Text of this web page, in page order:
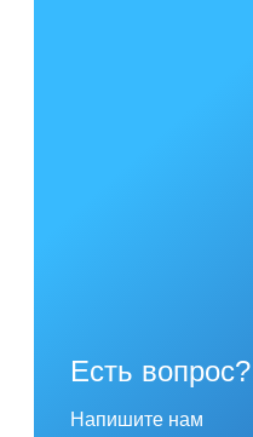
Есть вопрос?
Напишите нам